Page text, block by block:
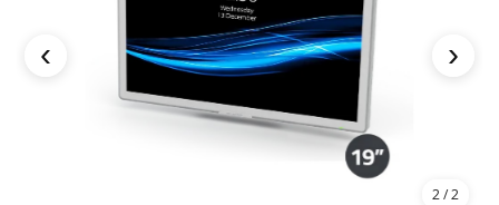
‹ ›
1/ 2